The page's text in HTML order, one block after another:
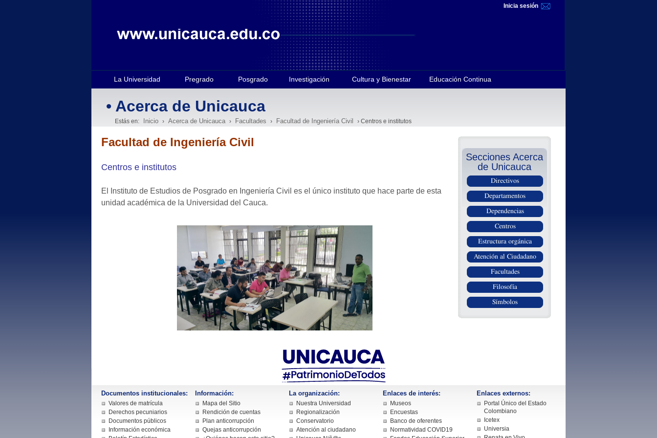
Inicia sesión
La Universidad Pregrado Posgrado Investigación Cultura y Bienestar Educación Continua
• Acerca de Unicauca
Estás en: Inicio › Acerca de Unicauca › Facultades › Facultad de Ingeniería Civil › Centros e institutos
Facultad de Ingeniería Civil
Centros e institutos
El Instituto de Estudios de Posgrado en Ingeniería Civil es el único instituto que hace parte de esta
unidad académica de la Universidad del Cauca.
Secciones Acerca
de Unicauca
Directivos
Departamentos
Dependencias
Centros
Estructura orgánica
Atención al Ciudadano
Facultades
Filosofía
Símbolos
Documentos institucionales:
Valores de matrícula
Derechos pecuniarios
Documentos públicos
Información económica
Información:
Mapa del Sitio
Rendición de cuentas
Plan anticorrupción
Quejas anticorrupción
La organización:
Nuestra Universidad
Regionalización
Conservatorio
Atención al ciudadano
Enlaces de interés:
Museos
Encuestas
Banco de oferentes
Normatividad COVID19
Enlaces externos:
Portal Único del Estado
Colombiano
Icetex
Universia